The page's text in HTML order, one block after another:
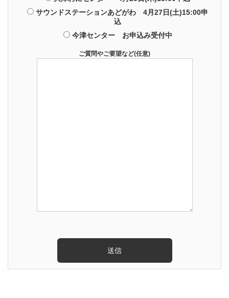
サウンドステーションあどがわ 4月27日(土)15:00申
込
今津センター お申込み受付中
ご質問やご要望など(任意)